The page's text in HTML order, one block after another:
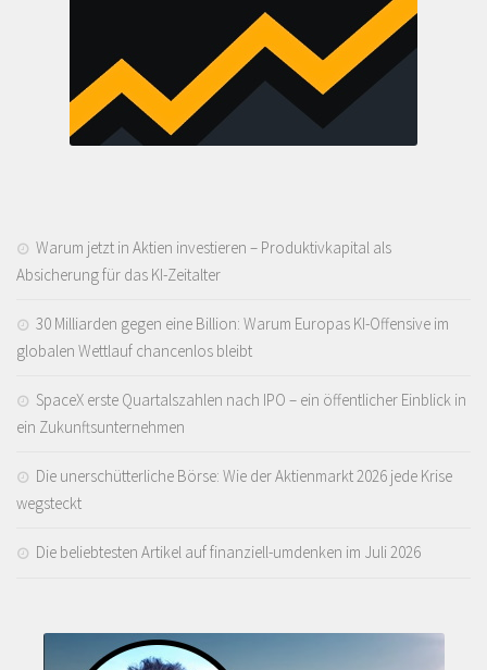
Warum jetzt in Aktien investieren – Produktivkapital als
Absicherung für das KI-Zeitalter
30 Milliarden gegen eine Billion: Warum Europas KI-Offensive im
globalen Wettlauf chancenlos bleibt
SpaceX erste Quartalszahlen nach IPO – ein öffentlicher Einblick in
ein Zukunftsunternehmen
Die unerschütterliche Börse: Wie der Aktienmarkt 2026 jede Krise
wegsteckt
Die beliebtesten Artikel auf finanziell-umdenken im Juli 2026